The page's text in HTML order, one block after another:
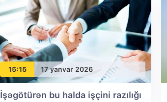
15:15 17 yanvar 2026
İşəgötürən bu halda işçini razılığı